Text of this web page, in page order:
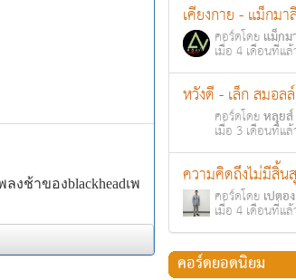
งช้าของblackheadเพราะทุกเพลง :
เคียงกาย - แม็กม
คอร์ดโดย แม็กม
เมื่อ 4 เดือนที่แล้
หวังดี - เล็ก สมอ
คอร์ดโดยหลุยส์
เมื่อ 3 เดือนที่แล้
ความคิดถึงไม่มีสิ้น
คอร์ดโดย เปตอง
เมื่อ 4 เดือนที่แล้
คอร์ดยอดนิยม